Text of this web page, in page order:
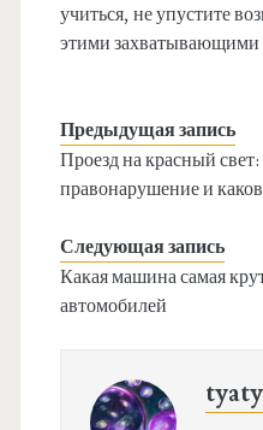
учиться, не упустите
этими захватывающими
Предыдущая запись
Проезд на красный свет:
правонарушение и
Следующая запись
Какая машина самая
автомобилей